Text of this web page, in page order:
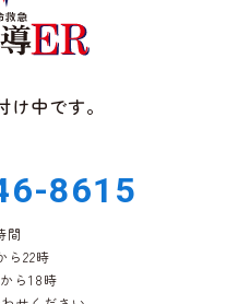
中です。
8615
間
ら22時
ら18時